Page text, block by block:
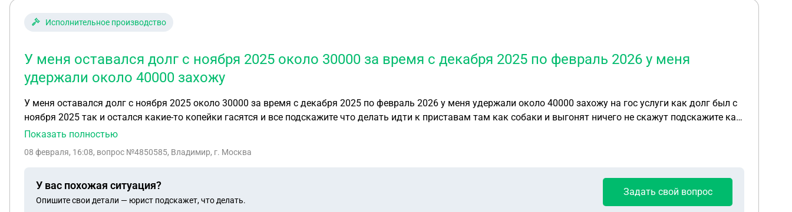
Исполнительное производство
У меня оставался долг с ноября 2025 около 30000 за время с декабря 2025 по февраль 2026 у меня
удержали около 40000 захожу
У меня оставался долг с ноября 2025 около 30000 за время с декабря 2025 по февраль 2026 у меня удержали около 40000 захожу на гос услуги как долг был с
ноября 2025 так и остался какие-то копейки гасятся и все подскажите что делать идти к приставам там как собаки и выгонят ничего не скажут подскажите как
поступить
Показать полностью
08 февраля, 16:08, вопрос №4850585, Владимир, г. Москва
У вас похожая ситуация?
Опишите свои детали — юрист подскажет, что делать.
Задать свой вопрос